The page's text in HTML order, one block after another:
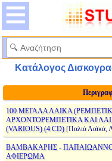
Κατάλογος
100 ΜΕΓΑΛΑ ΛΑΙΚΑ
ΑΡΧΟΝΤΟΡΕΜΠΕΤΙΚΑ ΚΑΙ
(VARIOUS) (4 CD)[Παλιά Λαϊκά,
ΒΑΜΒΑΚΑΡΗΣ -
ΑΦΙΕΡΩΜΑ